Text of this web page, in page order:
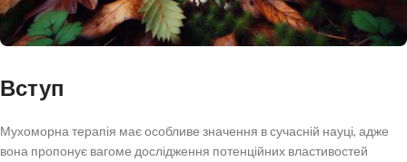
Вступ
Мухоморна терапія має особливе значення в сучасній науці, адже
вона пропонує вагоме дослідження потенційних властивостей